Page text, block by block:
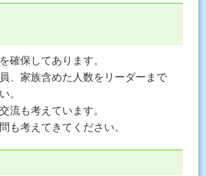
確保してあります。
、家族含めた人数をリーダーまで
。
流も考えています。
も考えてきてください。